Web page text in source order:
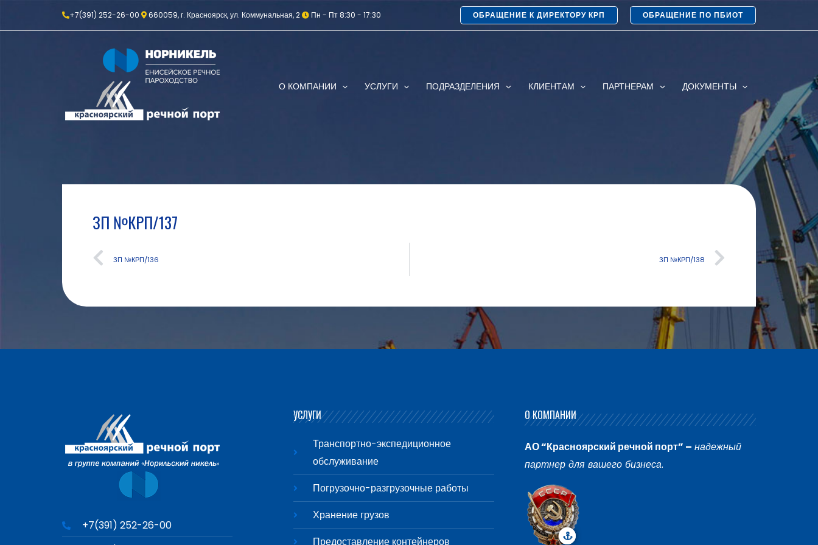
+7(391) 252-26-00 660059, г. Красноярск, ул. Коммунальная, 2 Пн - Пт 8:30 - 17:30 ОБРАЩЕНИЕ К ДИРЕКТОРУ КРП ОБРАЩЕНИЕ ПО ПБИОТ
О КОМПАНИИ УСЛУГИ ПОДРАЗДЕЛЕНИЯ КЛИЕНТАМ ПАРТНЕРАМ ДОКУМЕНТЫ
ЗП №КРП/137
ЗП №КРП/136 ЗП №КРП/138
+7(391) 252-26-00
УСЛУГИ
Транспортно-экспедиционное
обслуживание
Погрузочно-разгрузочные работы
Хранение грузов
Предоставление контейнеров
О КОМПАНИИ
АО “Красноярский речной порт” – надежный
партнер для вашего бизнеса.